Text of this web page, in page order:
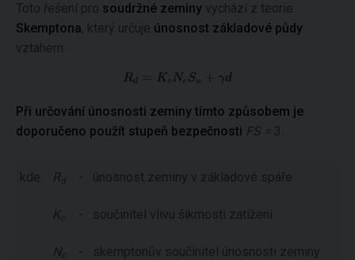
Toto řešení pro soudržné zeminy vychází z teorie
Skemptona, který určuje únosnost základové půdy
vztahem:
Při určování únosnosti zeminy tímto způsobem je
doporučeno použít stupeň bezpečnosti FS = 3.
kde: R d - únosnost zeminy v základové spáře
K - součinitel vlivu šikmosti zatížení
N - skemptonův součinitel únosnosti zeminy